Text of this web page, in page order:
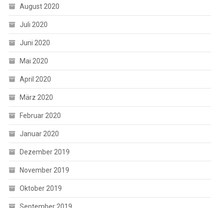
August 2020
Juli 2020
Juni 2020
Mai 2020
April 2020
März 2020
Februar 2020
Januar 2020
Dezember 2019
November 2019
Oktober 2019
September 2019